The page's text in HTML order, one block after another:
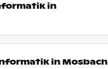
in
in Mosbach